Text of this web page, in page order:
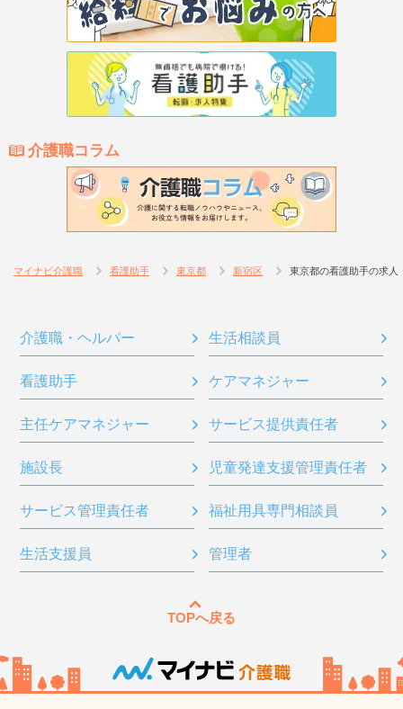
介護職コラム
マイナビ介護職 看護助手 東京都 新宿区 東京都の看護助手の求人
介護職・ヘルパー 生活相談員
看護助手 ケアマネジャー
主任ケアマネジャー サービス提供責任者
施設長 児童発達支援管理責任者
サービス管理責任者 福祉用具専門相談員
生活支援員 管理者
TOPへ戻る